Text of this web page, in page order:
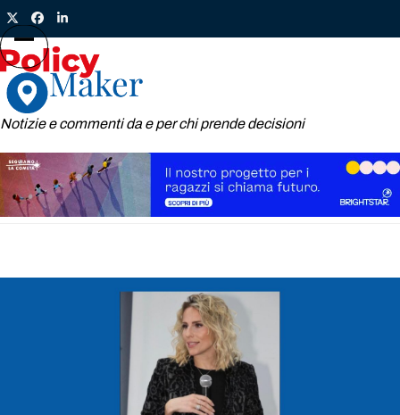
Skip
to
content
TwitterFacebook
LinkedIn
Notizie e commenti da e per chi prende decisioni
Open
mobile
menu
Close
mobile
menu